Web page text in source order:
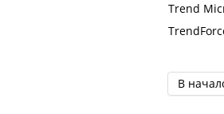
Trend
В